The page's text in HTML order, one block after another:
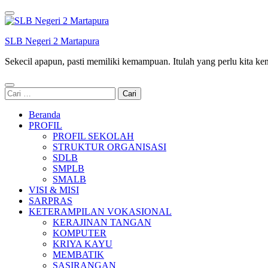
Lompat
ke
(Tekan
SLB Negeri 2 Martapura
Sekecil apapun, pasti memiliki kemampuan. Itulah yang perlu kita
Cari
untuk:
Beranda
PROFIL
PROFIL SEKOLAH
STRUKTUR ORGANISASI
SDLB
SMPLB
SMALB
VISI & MISI
SARPRAS
KETERAMPILAN VOKASIONAL
KERAJINAN TANGAN
KOMPUTER
KRIYA KAYU
MEMBATIK
SASIRANGAN